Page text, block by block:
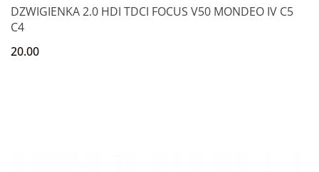
DZWIGIENKA 2.0 HDI TDCI FOCUS V50 MONDEO IV C5
C4
20.00